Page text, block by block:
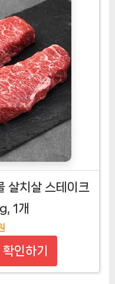
살치살 스테이크
1개
인하기